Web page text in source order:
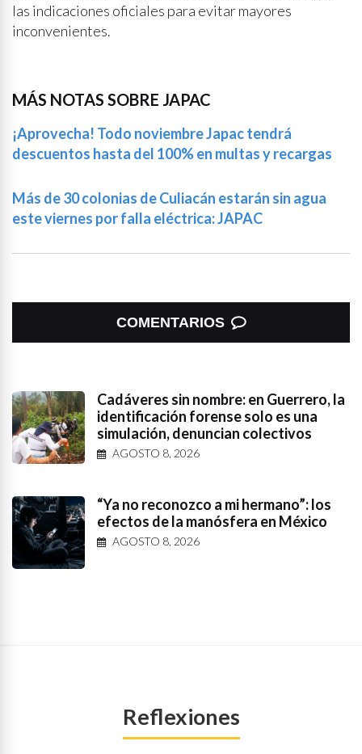
las indicaciones oficiales para evitar mayores
inconvenientes.
MÁS NOTAS SOBRE JAPAC
¡Aprovecha! Todo noviembre Japac tendrá
descuentos hasta del 100% en multas y recargas
Más de 30 colonias de Culiacán estarán sin agua
este viernes por falla eléctrica: JAPAC
COMENTARIOS
Cadáveres sin nombre: en Guerrero, la
identificación forense solo es una
simulación, denuncian colectivos
AGOSTO 8, 2026
“Ya no reconozco a mi hermano”: los
efectos de la manósfera en México
AGOSTO 8, 2026
Reflexiones